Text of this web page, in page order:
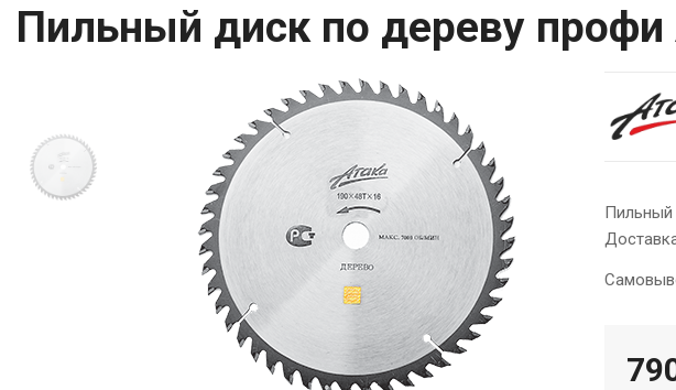
Пильный диск по дереву
Пильный